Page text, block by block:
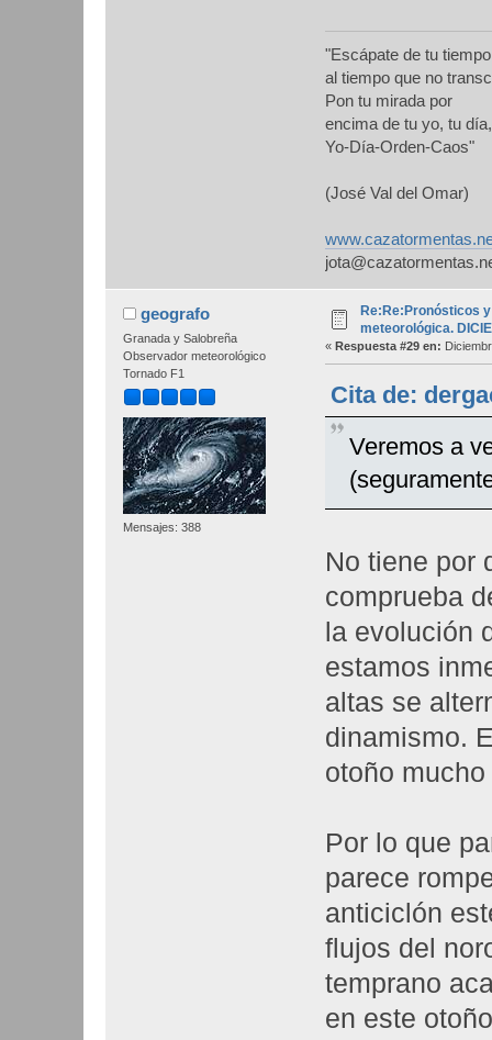
"Escápate de tu tiempo
al tiempo que no
Pon tu mirada por
encima de tu yo, tu
Yo-Día-Orden-Caos"
(José Val del Omar)
geografo
Granada y Salobreña
Observador meteorológico
Tornado F1
Mensajes: 388
Re:Re:Pronósticos
meteorológica.
« Respuesta #29 en:
Cita de:
Veremos a
No tiene por
comprueba
la evolución
estamos
altas se
dinamismo.
otoño
Por lo que
parece
anticiclón
flujos del
temprano
en este